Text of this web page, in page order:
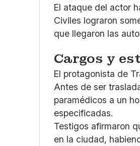
El ataque del actor
Civiles lograron
que llegaron las
Cargos y
El protagonista de
Antes de ser
paramédicos a un
especificadas.
Testigos afirmaron
en la ciudad,